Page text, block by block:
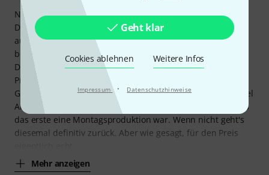
Geht klar
Cookies ablehnen Weitere Infos
Impressum · Datenschutzhinweise
Na was soll man den dazu groß sagen. Pedal was seinen
Dienst als Sustainpedal verrichtet. (Wenn's denn auch
ausreichend lange hält) mein erstes war nach 10 Monaten
bei normaler Benutzung einmal wöchentlich am
Digitalpiano hinüber und hatte irgendein "elektronisches"
Problem. Und ja natürlich hätte man es auch auf
Garantie.......... und so weiter, aber das wir dann doch zuviel
Arbeit. Ich habe mir halt ein neues bestellt und hoffe, dass
das erste eine Montagsproduktion war. Wenn nicht geht's
diesemal definitiv zurück. Aber wie gesagt, für den Preis
Mehr anzeigen